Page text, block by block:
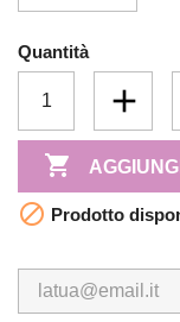
Quantità

 Prodotto